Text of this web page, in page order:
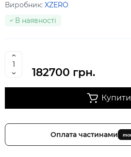
Виробник: XZERO
В наявності
182700 грн.
Купити
Оплата частинами